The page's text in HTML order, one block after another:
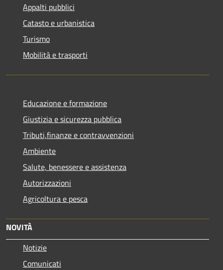
Appalti pubblici
Catasto e urbanistica
Turismo
Mobilità e trasporti
Educazione e formazione
Giustizia e sicurezza pubblica
Tributi,finanze e contravvenzioni
Ambiente
Salute, benessere e assistenza
Autorizzazioni
Agricoltura e pesca
NOVITÀ
Notizie
Comunicati